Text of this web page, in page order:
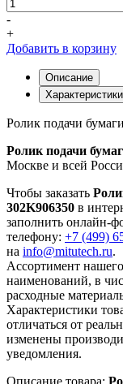
-
+
Добавить в корзину
Описание
Характеристики
Ролик подачи
Ролик подачи
Москве и всей
Чтобы заказать
302K906350 в
заполнить онлайн-
телефону: +7 (499)
на info@mitutech.ru.
Ассортимент
наименований, в
расходные
Характеристики
отличаться от
изменены
уведомления.
Описание товара: